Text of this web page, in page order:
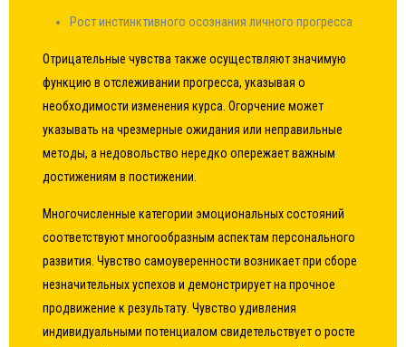
Рост инстинктивного осознания личного прогресса
Отрицательные чувства также осуществляют значимую
функцию в отслеживании прогресса, указывая о
необходимости изменения курса. Огорчение может
указывать на чрезмерные ожидания или неправильные
методы, а недовольство нередко опережает важным
достижениям в постижении.
Многочисленные категории эмоциональных состояний
соответствуют многообразным аспектам персонального
развития. Чувство самоуверенности возникает при сборе
незначительных успехов и демонстрирует на прочное
продвижение к результату. Чувство удивления
индивидуальными потенциалом свидетельствует о росте